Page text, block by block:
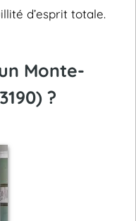
d’esprit totale.
Monte-
?